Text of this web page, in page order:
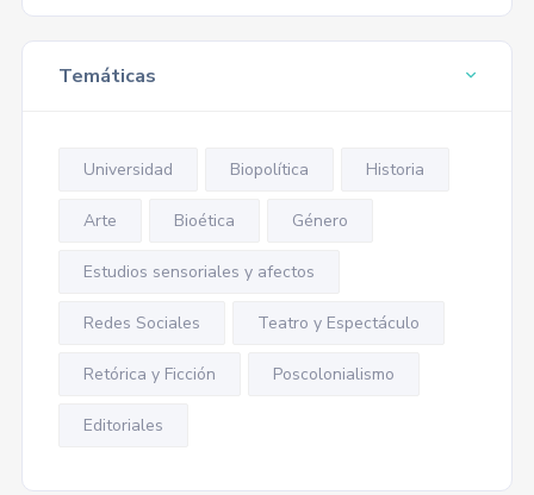
Temáticas
Universidad Biopolítica Historia
Arte Bioética Género
Estudios sensoriales y afectos
Redes Sociales Teatro y Espectáculo
Retórica y Ficción Poscolonialismo
Editoriales